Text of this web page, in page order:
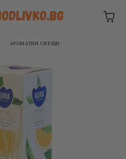
АРОМАТНИ СВЕЩИ